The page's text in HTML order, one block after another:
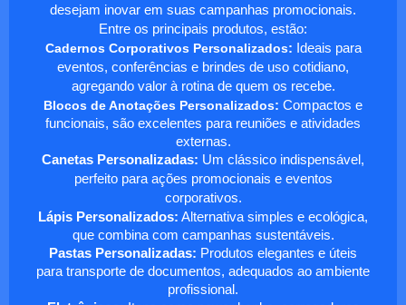
desejam inovar em suas campanhas promocionais.
Entre os principais produtos, estão:
Cadernos Corporativos Personalizados: Ideais para
eventos, conferências e brindes de uso cotidiano,
agregando valor à rotina de quem os recebe.
Blocos de Anotações Personalizados: Compactos e
funcionais, são excelentes para reuniões e atividades
externas.
Canetas Personalizadas: Um clássico indispensável,
perfeito para ações promocionais e eventos
corporativos.
Lápis Personalizados: Alternativa simples e ecológica,
que combina com campanhas sustentáveis.
Pastas Personalizadas: Produtos elegantes e úteis
para transporte de documentos, adequados ao ambiente
profissional.